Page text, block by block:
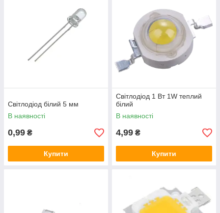
Світлодіод білий 5 мм
В наявності
0,99 ₴
Купити
Світлодіод 1 Вт 1W теплий
білий
В наявності
4,99 ₴
Купити